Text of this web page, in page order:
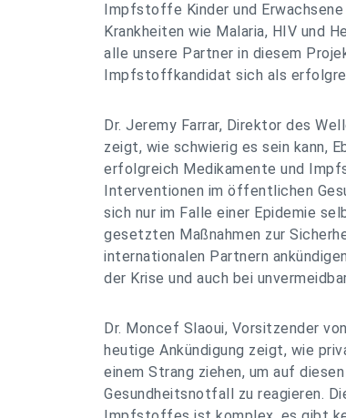
Impfstoffe Kinder und
Krankheiten wie Malaria, HIV und
alle unsere Partner in diesem
Impfstoffkandidat sich als
Dr. Jeremy Farrar, Direktor des
zeigt, wie schwierig es sein kann,
erfolgreich Medikamente und
Interventionen im öffentlichen
sich nur im Falle einer Epidemie
gesetzten Maßnahmen zur
internationalen Partnern
der Krise und auch bei
Dr. Moncef Slaoui, Vorsitzender
heutige Ankündigung zeigt, wie
einem Strang ziehen, um auf
Gesundheitsnotfall zu reagieren.